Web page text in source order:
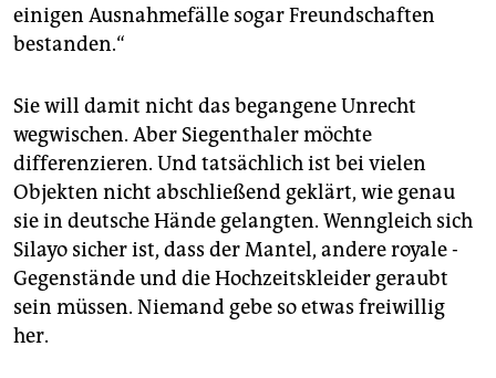
einigen Ausnahmefälle sogar Freundschaften
bestanden.“
Sie will damit nicht das begangene Unrecht
wegwischen. Aber Siegenthaler möchte
differenzieren. Und tatsächlich ist bei vielen
Objekten nicht abschließend geklärt, wie genau
sie in ­deutsche Hände gelangten. Wenngleich sich
­Silayo sicher ist, dass der Mantel, andere royale ­
Gegenstände und die Hochzeitskleider geraubt
sein müssen. Niemand gebe so etwas freiwillig
her.